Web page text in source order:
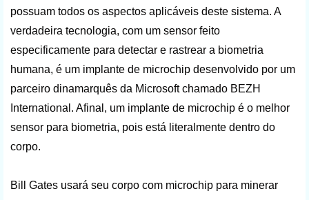
possuam todos os aspectos aplicáveis ​​deste sistema. A
verdadeira tecnologia, com um sensor feito
especificamente para detectar e rastrear a biometria
humana, é um implante de microchip desenvolvido por um
parceiro dinamarquês da Microsoft chamado BEZH
International. Afinal, um implante de microchip é o melhor
sensor para biometria, pois está literalmente dentro do
corpo.
Bill Gates usará seu corpo com microchip para minerar